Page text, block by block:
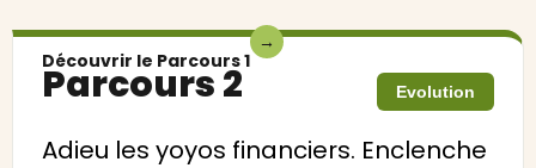
Découvrir le Parcours 1
→
Parcours 2 Evolution
Adieu les yoyos financiers. Enclenche